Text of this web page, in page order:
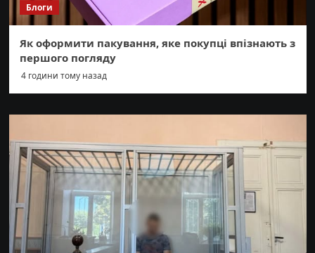
Блоги
Як оформити пакування, яке покупці впізнають з
першого погляду
4 години тому назад